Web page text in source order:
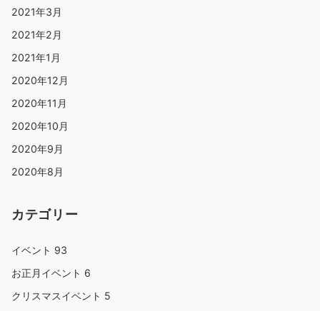
2021年3月
2021年2月
2021年1月
2020年12月
2020年11月
2020年10月
2020年9月
2020年8月
カテゴリー
イベント 93
お正月イベント 6
クリスマスイベント 5